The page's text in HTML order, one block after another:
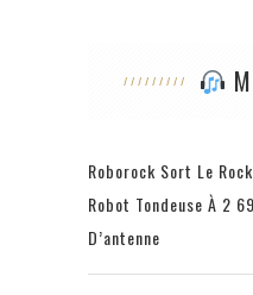
Roborock Sort Le
Robot Tondeuse À 2
D’antenne